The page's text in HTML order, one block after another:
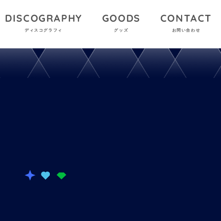
DISCOGRAPHY
ディスコグラフィ
GOODS
グッズ
CONTACT
お問い合わせ